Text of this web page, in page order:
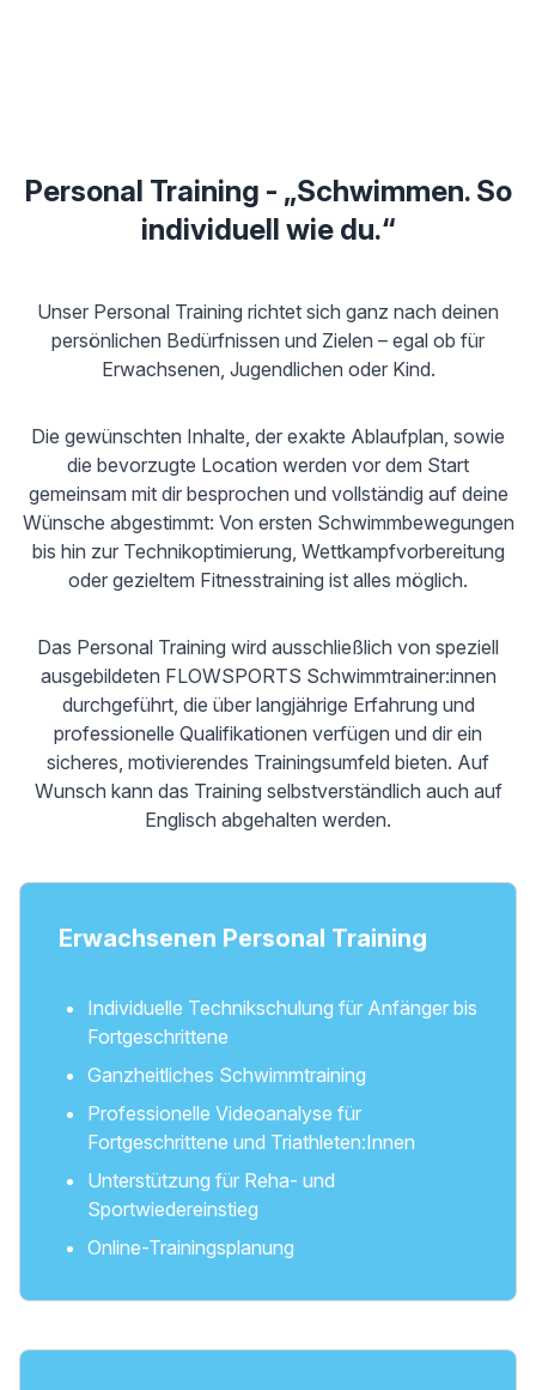
Personal Training - „Schwimmen. So
individuell wie du.“
Unser Personal Training richtet sich ganz nach deinen
persönlichen Bedürfnissen und Zielen – egal ob für
Erwachsenen, Jugendlichen oder Kind.
Die gewünschten Inhalte, der exakte Ablaufplan, sowie
die bevorzugte Location werden vor dem Start
gemeinsam mit dir besprochen und vollständig auf deine
Wünsche abgestimmt: Von ersten Schwimmbewegungen
bis hin zur Technikoptimierung, Wettkampfvorbereitung
oder gezieltem Fitnesstraining ist alles möglich.
Das Personal Training wird ausschließlich von speziell
ausgebildeten FLOWSPORTS Schwimmtrainer:innen
durchgeführt, die über langjährige Erfahrung und
professionelle Qualifikationen verfügen und dir ein
sicheres, motivierendes Trainingsumfeld bieten. Auf
Wunsch kann das Training selbstverständlich auch auf
Englisch abgehalten werden.
Erwachsenen Personal Training
Individuelle Technikschulung für Anfänger bis
Fortgeschrittene
Ganzheitliches Schwimmtraining
Professionelle Videoanalyse für
Fortgeschrittene und Triathleten:Innen
Unterstützung für Reha- und
Sportwiedereinstieg
Online-Trainingsplanung